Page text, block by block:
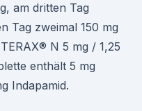
am dritten Tag
Tag zweimal 150 mg
N 5 mg / 1,25
enthält 5 mg
Indapamid.